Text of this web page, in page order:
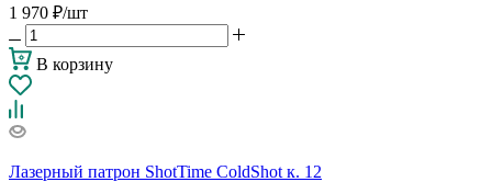
1 970 ₽/шт
В корзину
Лазерный патрон ShotTime ColdShot к. 12